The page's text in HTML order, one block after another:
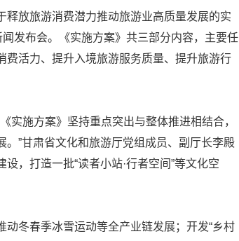
释放旅游消费潜力推动旅游业高质量发展的实
发布会。《实施方案》共三部分内容，主要任
费活力、提升入境旅游服务质量、提升旅游行
实施方案》坚持重点突出与整体推进相结合，
”甘肃省文化和旅游厅党组成员、副厅长李殿
，打造一批“读者小站·行者空间”等文化空
动冬春季冰雪运动等全产业链发展；开发“乡村